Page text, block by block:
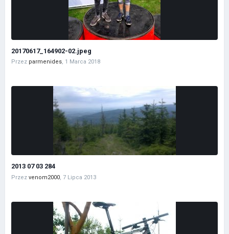
20170617_164902-02.jpeg
Przez parmenides, 1 Marca 2018
2013 07 03 284
Przez venom2000, 7 Lipca 2013